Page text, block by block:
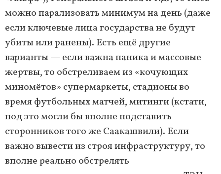
можно парализовать минимум на день (даже
если ключевые лица государства не будут
убиты или ранены). Есть ещё другие
варианты — если важна паника и массовые
жертвы, то обстреливаем из «кочующих
миномётов» супермаркеты, стадионы во
время футбольных матчей, митинги (кстати,
под это могли бы вполне подставить
сторонников того же Саакашвили). Если
важно вывести из строя инфраструктуру, то
вполне реально обстрелять